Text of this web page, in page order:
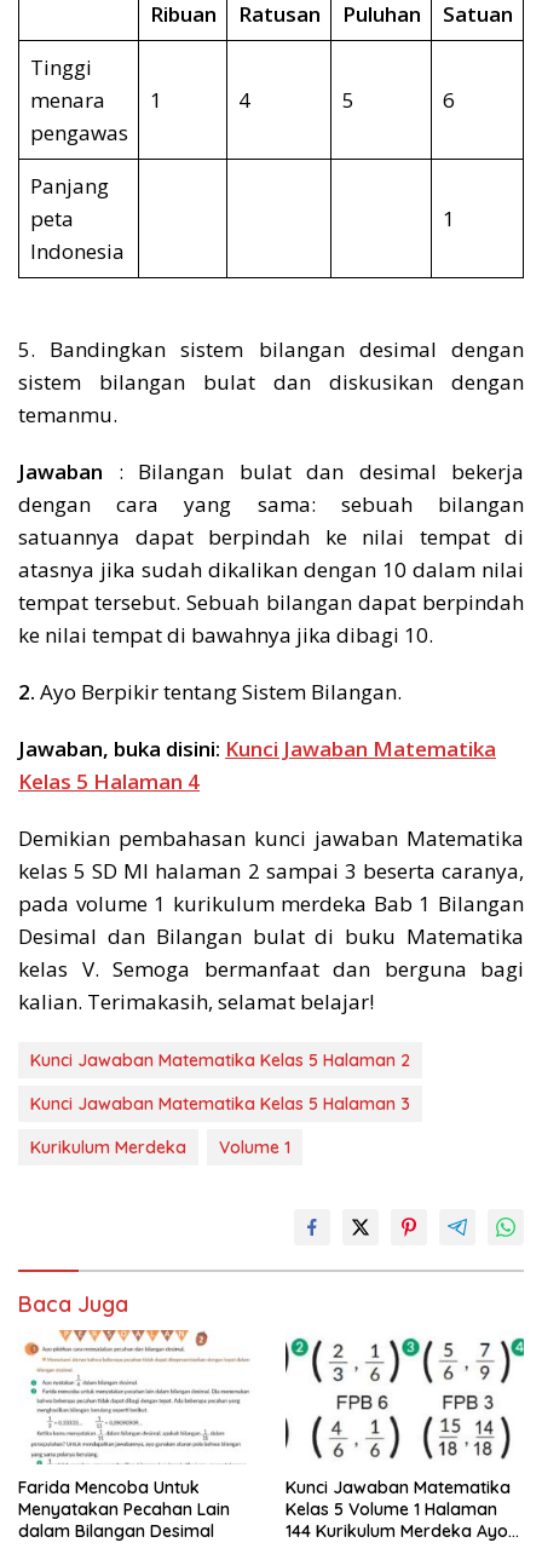
Ribuan Ratusan Puluhan Satuan
Tinggi
menara
pengawas
1 4 5 6
Panjang
peta
Indonesia
1
5. Bandingkan sistem bilangan desimal dengan
sistem bilangan bulat dan diskusikan dengan
temanmu.
Jawaban : Bilangan bulat dan desimal bekerja
dengan cara yang sama: sebuah bilangan
satuannya dapat berpindah ke nilai tempat di
atasnya jika sudah dikalikan dengan 10 dalam nilai
tempat tersebut. Sebuah bilangan dapat berpindah
ke nilai tempat di bawahnya jika dibagi 10.
2. Ayo Berpikir tentang Sistem Bilangan.
Jawaban, buka disini: Kunci Jawaban Matematika
Kelas 5 Halaman 4
Demikian pembahasan kunci jawaban Matematika
kelas 5 SD MI halaman 2 sampai 3 beserta caranya,
pada volume 1 kurikulum merdeka Bab 1 Bilangan
Desimal dan Bilangan bulat di buku Matematika
kelas V. Semoga bermanfaat dan berguna bagi
kalian. Terimakasih, selamat belajar!
Kunci Jawaban Matematika Kelas 5 Halaman 2
Kunci Jawaban Matematika Kelas 5 Halaman 3
Kurikulum Merdeka
Volume 1
Baca Juga
Farida Mencoba Untuk
Menyatakan Pecahan Lain
dalam Bilangan Desimal
Kunci Jawaban Matematika
Kelas 5 Volume 1 Halaman
144 Kurikulum Merdeka Ayo